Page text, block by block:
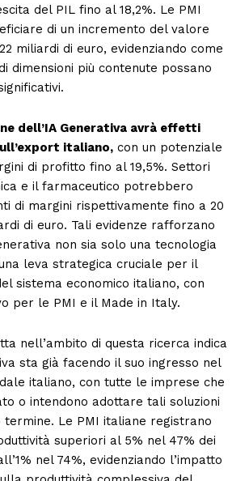
del PIL fino al 18,2%. Le PMI
di un incremento del valore
miliardi di euro, evidenziando come
dimensioni più contenute possano
dell’IA Generativa avrà effetti
italiano, con un potenziale
di profitto fino al 19,5%. Settori
e il farmaceutico potrebbero
di margini rispettivamente fino a 20
di euro. Tali evidenze rafforzano
non sia solo una tecnologia
leva strategica cruciale per il
sistema economico italiano, con
per le PMI e il Made in Italy.
nell’ambito di questa ricerca indica
sta già facendo il suo ingresso nel
italiano, con tutte le imprese che
o intendono adottare tali soluzioni
termine. Le PMI italiane registrano
superiori al 5% nel 47% dei
nel 74%, evidenziando l’impatto